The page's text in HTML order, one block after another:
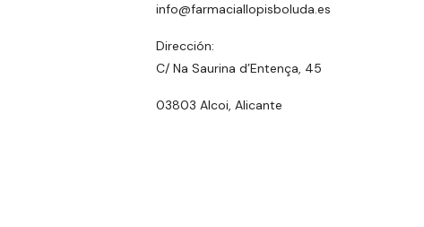
info@farmaciallopisboluda.es
Dirección:
C/ Na Saurina d’Entença, 45
03803 Alcoi, Alicante